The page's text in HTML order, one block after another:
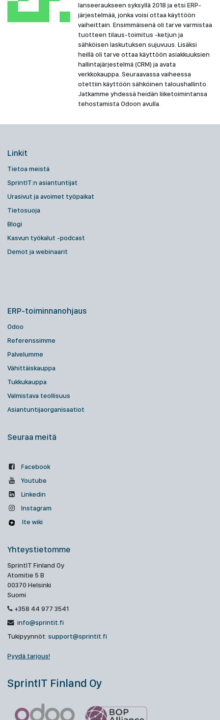
lanseeraukseen syksyllä 2018 ja etsi ERP-
järjestelmää, jonka voisi ottaa käyttöön
vaiheittain. Ensimmäisenä oli tarve varmistaa
tuotteen tilaus-toimitus -ketjun ja
sähköisen laskutuksen sujuvuus. Lisäksi
heillä oli tarve ottaa käyttöön asiakkuuksien
hallintajärjestelmä (CRM) ja avata
verkkokauppa. Seuraavassa vaiheessa
otettiin käyttöön sähköinen taloushallinto.
Jatkamme yhdessä heidän liiketoimintansa
tehostamista Odoon avulla.
Linkit
Tietoa meistä
SprintIT:n asiantuntijat
Urasivut ja avoimet työpaikat
Tietosuoja
Blogi
Kasvun työkalut -podcast
Demot ja webinaarit
ERP-toiminnanohjaus
Odoo
Referenssimme
Palvelumme
Vähittäiskauppa
Tukkukauppa
Valmistava teollisuus
Asiantuntijaorganisaatiot
Seuraa meitä
Facebook
Youtube
Linkedin
Instagram
Ite wiki
Yhteystietomme
SprintIT Finland Oy
Atomitie 5 B
00370 Helsinki
Suomi
+358 44 977 3541
info@sprintit.fi
Tukipyynnöt: support@sprintit.fi
Pyydä tarjous!
SprintIT Finland Oy